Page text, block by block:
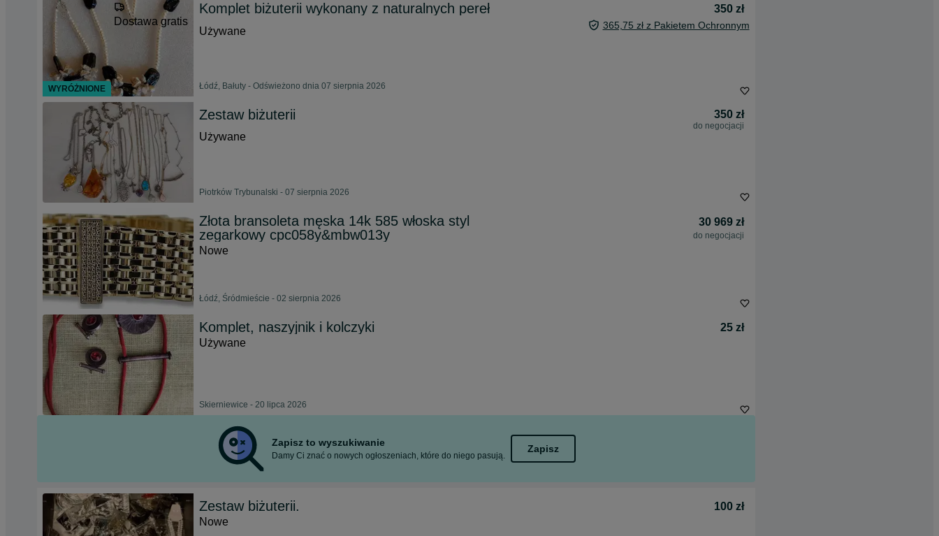
Dostawa gratis
Komplet biżuterii wykonany z naturalnych pereł
350 zł
Używane
365,75 zł z Pakietem Ochronnym
Łódź, Bałuty - Odświeżono dnia 07 sierpnia 2026
Zestaw biżuterii 350 zł
do negocjacji
Używane
Piotrków Trybunalski - 07 sierpnia 2026
Złota bransoleta męska 14k 585 włoska styl
zegarkowy cpc058y&mbw013y
30 969 zł
do negocjacji
Nowe
Łódź, Śródmieście - 02 sierpnia 2026
Komplet, naszyjnik i kolczyki
25 zł
Używane
Skierniewice - 20 lipca 2026
Zapisz to wyszukiwanie
Damy Ci znać o nowych ogłoszeniach, które do niego pasują.
Zapisz
Zestaw biżuterii.
100 zł
Nowe
WYRÓŻNIONE